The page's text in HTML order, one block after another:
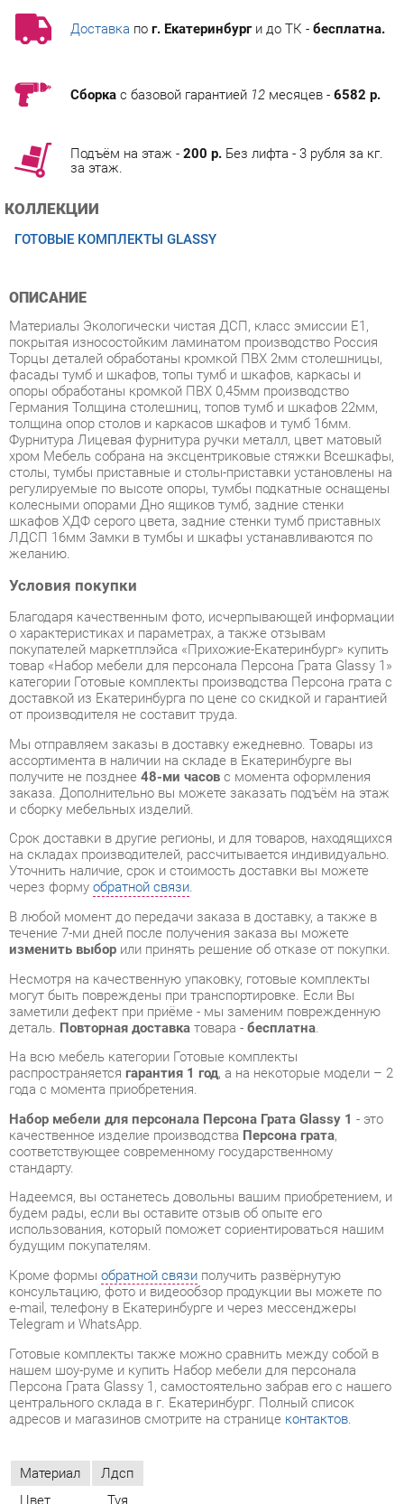
КОЛЛЕКЦИИ
ОПИСАНИЕ
покрытая износостойким ламинатом производство Россия
Торцы деталей обработаны кромкой ПВХ 2мм столешницы,
фасады тумб и шкафов, топы тумб и шкафов, каркасы и
опоры обработаны кромкой ПВХ 0,45мм производство
Германия Толщина столешниц, топов тумб и шкафов 22мм,
толщина опор столов и каркасов шкафов и тумб 16мм.
Фурнитура Лицевая фурнитура ручки металл, цвет матовый
хром Мебель собрана на эксцентриковые стяжки Всешкафы,
столы, тумбы приставные и столы-приставки установлены на
регулируемые по высоте опоры, тумбы подкатные оснащены
колесными опорами Дно ящиков тумб, задние стенки
шкафов ХДФ серого цвета, задние стенки тумб приставных
ЛДСП 16мм Замки в тумбы и шкафы устанавливаются по
желанию.
Условия покупки
Благодаря качественным фото, исчерпывающей информации
покупателей маркетплэйса «Прихожие-Екатеринбург» купить
категории Готовые комплекты производства Персона грата с
доставкой из Екатеринбурга по цене со скидкой и гарантией
от производителя не составит труда.
Мы отправляем заказы в доставку ежедневно. Товары из
ассортимента в наличии на складе в Екатеринбурге вы
получите не позднее 48-ми часовс момента оформления
заказа. Дополнительно вы можете заказать подъём на этаж
и сборку мебельных изделий.
Срок доставки в другие регионы, и для товаров, находящихся
на складах производителей, рассчитывается индивидуально.
Уточнить наличие, срок и стоимость доставки вы можете
через формуобратной связи.
В любой момент до передачи заказа в доставку, а также в
течение 7-ми дней после получения заказа вы можете
изменить выборили принять решение об отказе от покупки.
Несмотря на качественную упаковку, готовые комплекты
могут быть повреждены при транспортировке. Если Вы
заметили дефект при приёме - мы заменим поврежденную
деталь.Повторная доставкатовара -бесплатна.
На всю мебель категории Готовые комплекты
распространяетсягарантия 1 год, а на некоторые модели – 2
года с момента приобретения.
Набор мебели для персонала Персона Грата Glassy 1
качественное изделие производстваПерсона грата
соответствующее современному государственному
стандарту.
Надеемся, вы останетесь довольны вашим приобретением, и
будем рады, если вы оставите отзыв об опыте его
использования, который поможет сориентироваться нашим
будущим покупателям.
получить развёрнутую
консультацию, фото и видеообзор продукции вы можете по
e-mail, телефону в Екатеринбурге и через мессенджеры
Telegram и WhatsApp.
нашем шоу-руме и купить Набор мебели для персонала
Персона Грата Glassy 1, самостоятельно забрав его с нашего
центрального склада в г. Екатеринбург. Полный список
адресов и магазинов смотрите на странице
Материал Лдсп
Цвет Туя
Пока нет отзывов, поделитесь первым своим мнением.